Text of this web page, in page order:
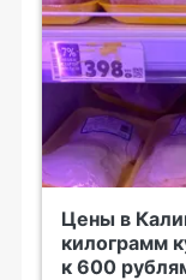
Цены в
килограмм
к 600